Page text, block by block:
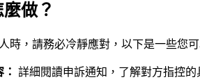
做？
時，請務必冷靜應對，以下是一些您可
詳細閱讀申訴通知，了解對方指控